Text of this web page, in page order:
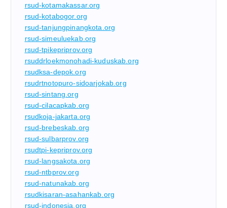
rsud-kotamakassar.org
rsud-kotabogor.org
rsud-tanjungpinangkota.org
rsud-simeuluekab.org
rsud-tpikepriprov.org
rsuddrloekmonohadi-kuduskab.org
rsudksa-depok.org
rsudrtnotopuro-sidoarjokab.org
rsud-sintang.org
rsud-cilacapkab.org
rsudkoja-jakarta.org
rsud-brebeskab.org
rsud-sulbarprov.org
rsudtpi-kepriprov.org
rsud-langsakota.org
rsud-ntbprov.org
rsud-natunakab.org
rsudkisaran-asahankab.org
rsud-indonesia.org